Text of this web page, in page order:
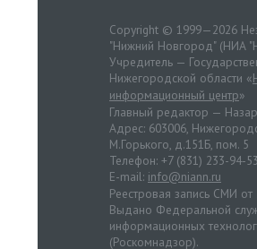
Copyright © 1999—2026
"Нижний Новгород" (НИА
Учредитель —
Нижегородской области «
информационный центр»
Главный редактор —
Адрес: 603006,
М.Горького, д.151Б, пом. 5
Телефон: +7 (831) 233-94-53
E-mail: info@niann.ru
Реестровая запись СМИ
Выдано Федеральной
информационных
(Роскомнадзор).